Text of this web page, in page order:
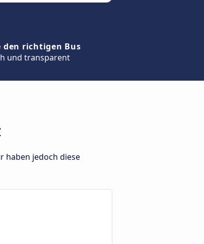
den richtigen Bus
und transparent
haben jedoch diese